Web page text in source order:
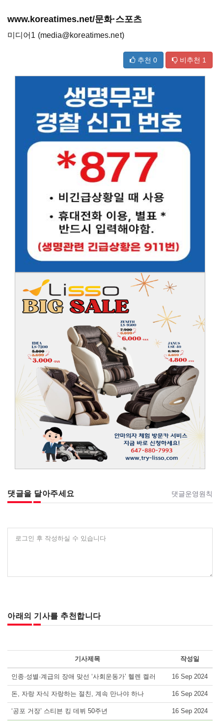
www.koreatimes.net/문화·스포츠
미디어1 (media@koreatimes.net)
추천 0 비추천 1
댓글을 달아주세요 댓글운영원칙
로그인 후 작성하실 수 있습니다
아래의 기사를 추천합니다
기사제목 작성일
인종·성별·계급의 장애 맞선 ‘사회운동가’ 헬렌 켈러 16 Sep 2024
돈, 자랑 자식 자랑하는 절친, 계속 만나야 하나 16 Sep 2024
‘공포 거장’ 스티븐 킹 데뷔 50주년 16 Sep 2024